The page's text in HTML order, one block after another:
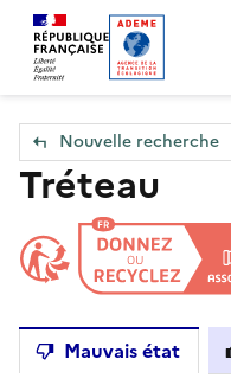
Accueil — Que Faire
Nouvelle recherche
Tréteau
Mauvais état